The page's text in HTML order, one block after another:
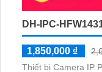
DH-IPC-
1,850,000 ₫
Thiết bị Camera IP